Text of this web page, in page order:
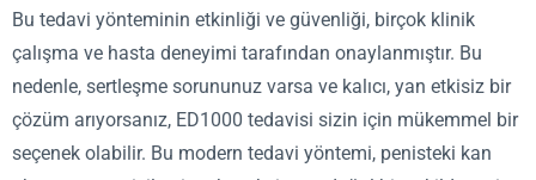
Bu tedavi yönteminin etkinliği ve güvenliği, birçok klinik
çalışma ve hasta deneyimi tarafından onaylanmıştır. Bu
nedenle, sertleşme sorununuz varsa ve kalıcı, yan
çözüm arıyorsanız, ED1000 tedavisi sizin için
seçenek olabilir. Bu modern tedavi yöntemi, penisteki